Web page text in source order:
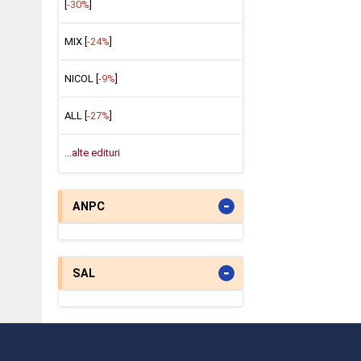
-30%
MIX [ -24%
NICOL [ -9%
ALL [ -27%
...alte edituri
ANPC -
SAL -